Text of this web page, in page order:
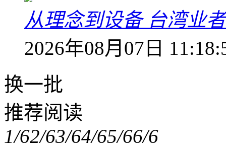
从理念到设备 台湾业
2026年08月07日
换一批
推荐阅读
1/62/63/64/65/66/6